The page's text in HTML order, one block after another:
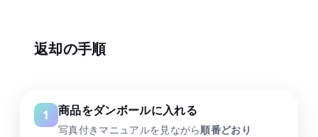
返却の手順
商品をダンボールに入れる
写真付きマニュアルを見ながら順番どおり